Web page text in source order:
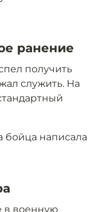
ранение
получить
служить. На
бойца написала
в военную